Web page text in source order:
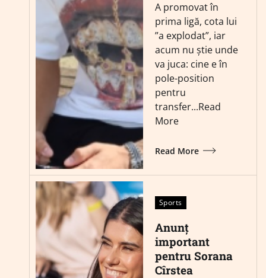
A promovat în
prima ligă, cota lui
”a explodat”, iar
acum nu știe unde
va juca: cine e în
pole-position
pentru
transfer...Read
More
Read More
Sports
Anunț
important
pentru Sorana
Cîrstea